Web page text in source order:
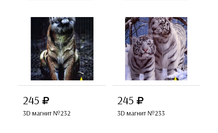
245
3D магнит №232
245
3D магнит №233